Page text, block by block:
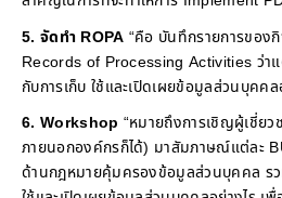
5. จัดทำ ROPA “คือ บันทึกรายการของ
Records of Processing Activities ว่า
กับการเก็บ ใช้และเปิดเผยข้อมูลส่วนบุคคล
6. Workshop “หมายถึงการเชิญผู้เชี่ยว
ภายนอกองค์กรก็ได้) มาสัมภาษณ์แต่ละ
ด้านกฎหมายคุ้มครองข้อมูลส่วนบุคคล รว